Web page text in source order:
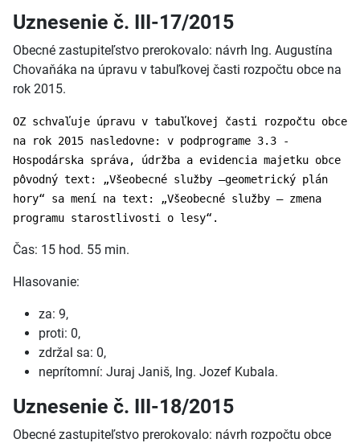
Uznesenie č. III-17/2015
Obecné zastupiteľstvo prerokovalo: návrh Ing. Augustína
Chovaňáka na úpravu v tabuľkovej časti rozpočtu obce na
rok 2015.
OZ schvaľuje úpravu v tabuľkovej časti rozpočtu obce
na rok 2015 nasledovne: v podprograme 3.3 -
Hospodárska správa, údržba a evidencia majetku obce
pôvodný text: „Všeobecné služby –geometrický plán
hory“ sa mení na text: „Všeobecné služby – zmena
programu starostlivosti o lesy“.
Čas: 15 hod. 55 min.
Hlasovanie:
za: 9,
proti: 0,
zdržal sa: 0,
neprítomní: Juraj Janiš, Ing. Jozef Kubala.
Uznesenie č. III-18/2015
Obecné zastupiteľstvo prerokovalo: návrh rozpočtu obce